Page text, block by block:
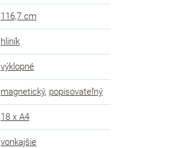
116,7 cm
hliník
výklopné
magnetický, popisovateľný
18 x A4
vonkajšie